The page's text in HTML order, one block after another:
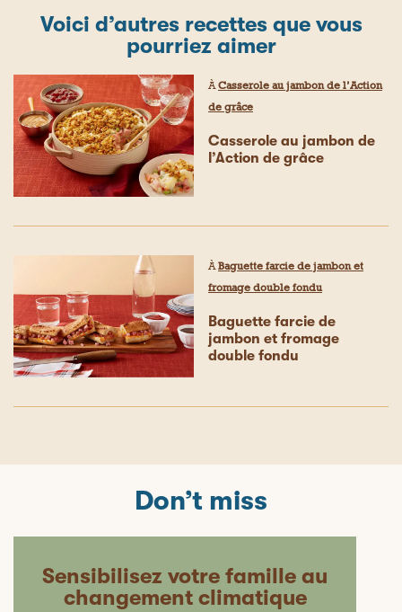
Voici d’autres recettes que vous
pourriez aimer
À Casserole au jambon de l’Action
de grâce
Casserole au jambon de
l’Action de grâce
ÀBaguette farcie de jambon et
fromage double fondu
Baguette farcie de
jambon et fromage
double fondu
Don’t miss
Sensibilisez votre famille au
changement climatique